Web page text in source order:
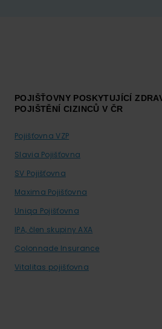
POJIŠŤOVNY POSKYTUJÍCÍ
POJIŠTĚNÍ CIZINCŮ V ČR
Pojišťovna VZP
Slavia Pojišťovna
SV Pojišťovna
Maxima Pojišťovna
Uniqa Pojišťovna
IPA, člen skupiny AXA
Colonnade Insurance
Vitalitas pojišťovna